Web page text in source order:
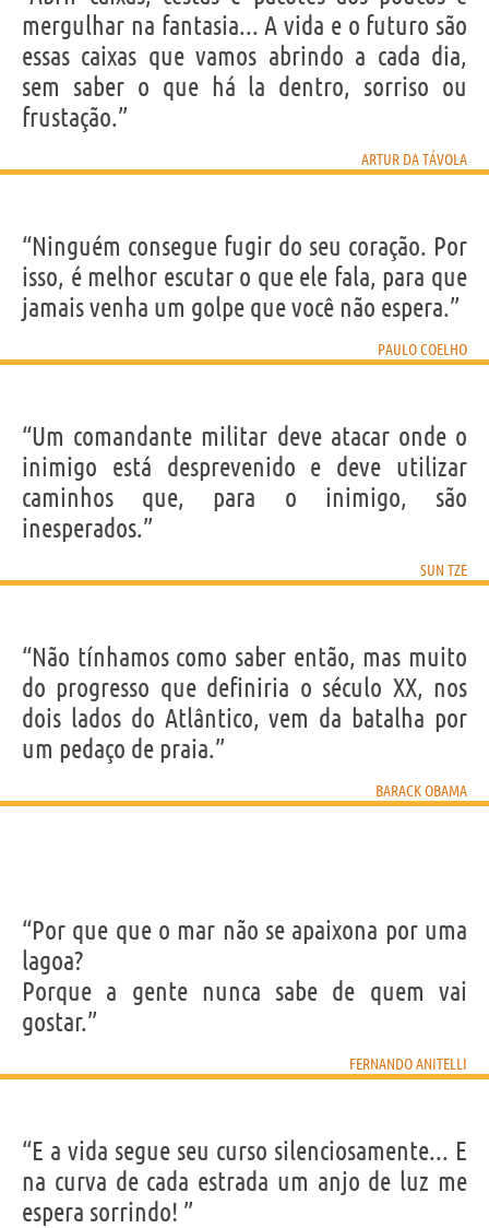
mergulhar na fantasia... A vida e o futuro são
essas caixas que vamos abrindo a cada dia,
sem saber o que há la dentro, sorriso ou
frustação.”
ARTUR DA TÁVOLA
“Ninguém consegue fugir do seu coração. Por
isso, é melhor escutar o que ele fala, para que
jamais venha um golpe que você não espera.”
PAULO COELHO
“Um comandante militar deve atacar onde o
inimigo está desprevenido e deve utilizar
caminhos que, para o inimigo, são
inesperados.”
SUN TZE
“Não tínhamos como saber então, mas muito
do progresso que definiria o século XX, nos
dois lados do Atlântico, vem da batalha por
um pedaço de praia.”
BARACK OBAMA
“Por que que o mar não se apaixona por uma
lagoa?
Porque a gente nunca sabe de quem vai
gostar.”
FERNANDO ANITELLI
“E a vida segue seu curso silenciosamente... E
na curva de cada estrada um anjo de luz me
espera sorrindo! ”